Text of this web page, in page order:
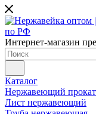
Интернет-магазин
Каталог
Нержавеющий прокат
Лист нержавеющий